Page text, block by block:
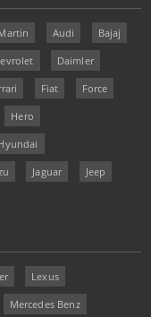
Audi Bajaj
Daimler
Fiat Force
Hero
Jaguar Jeep
Lexus
Mercedes Benz